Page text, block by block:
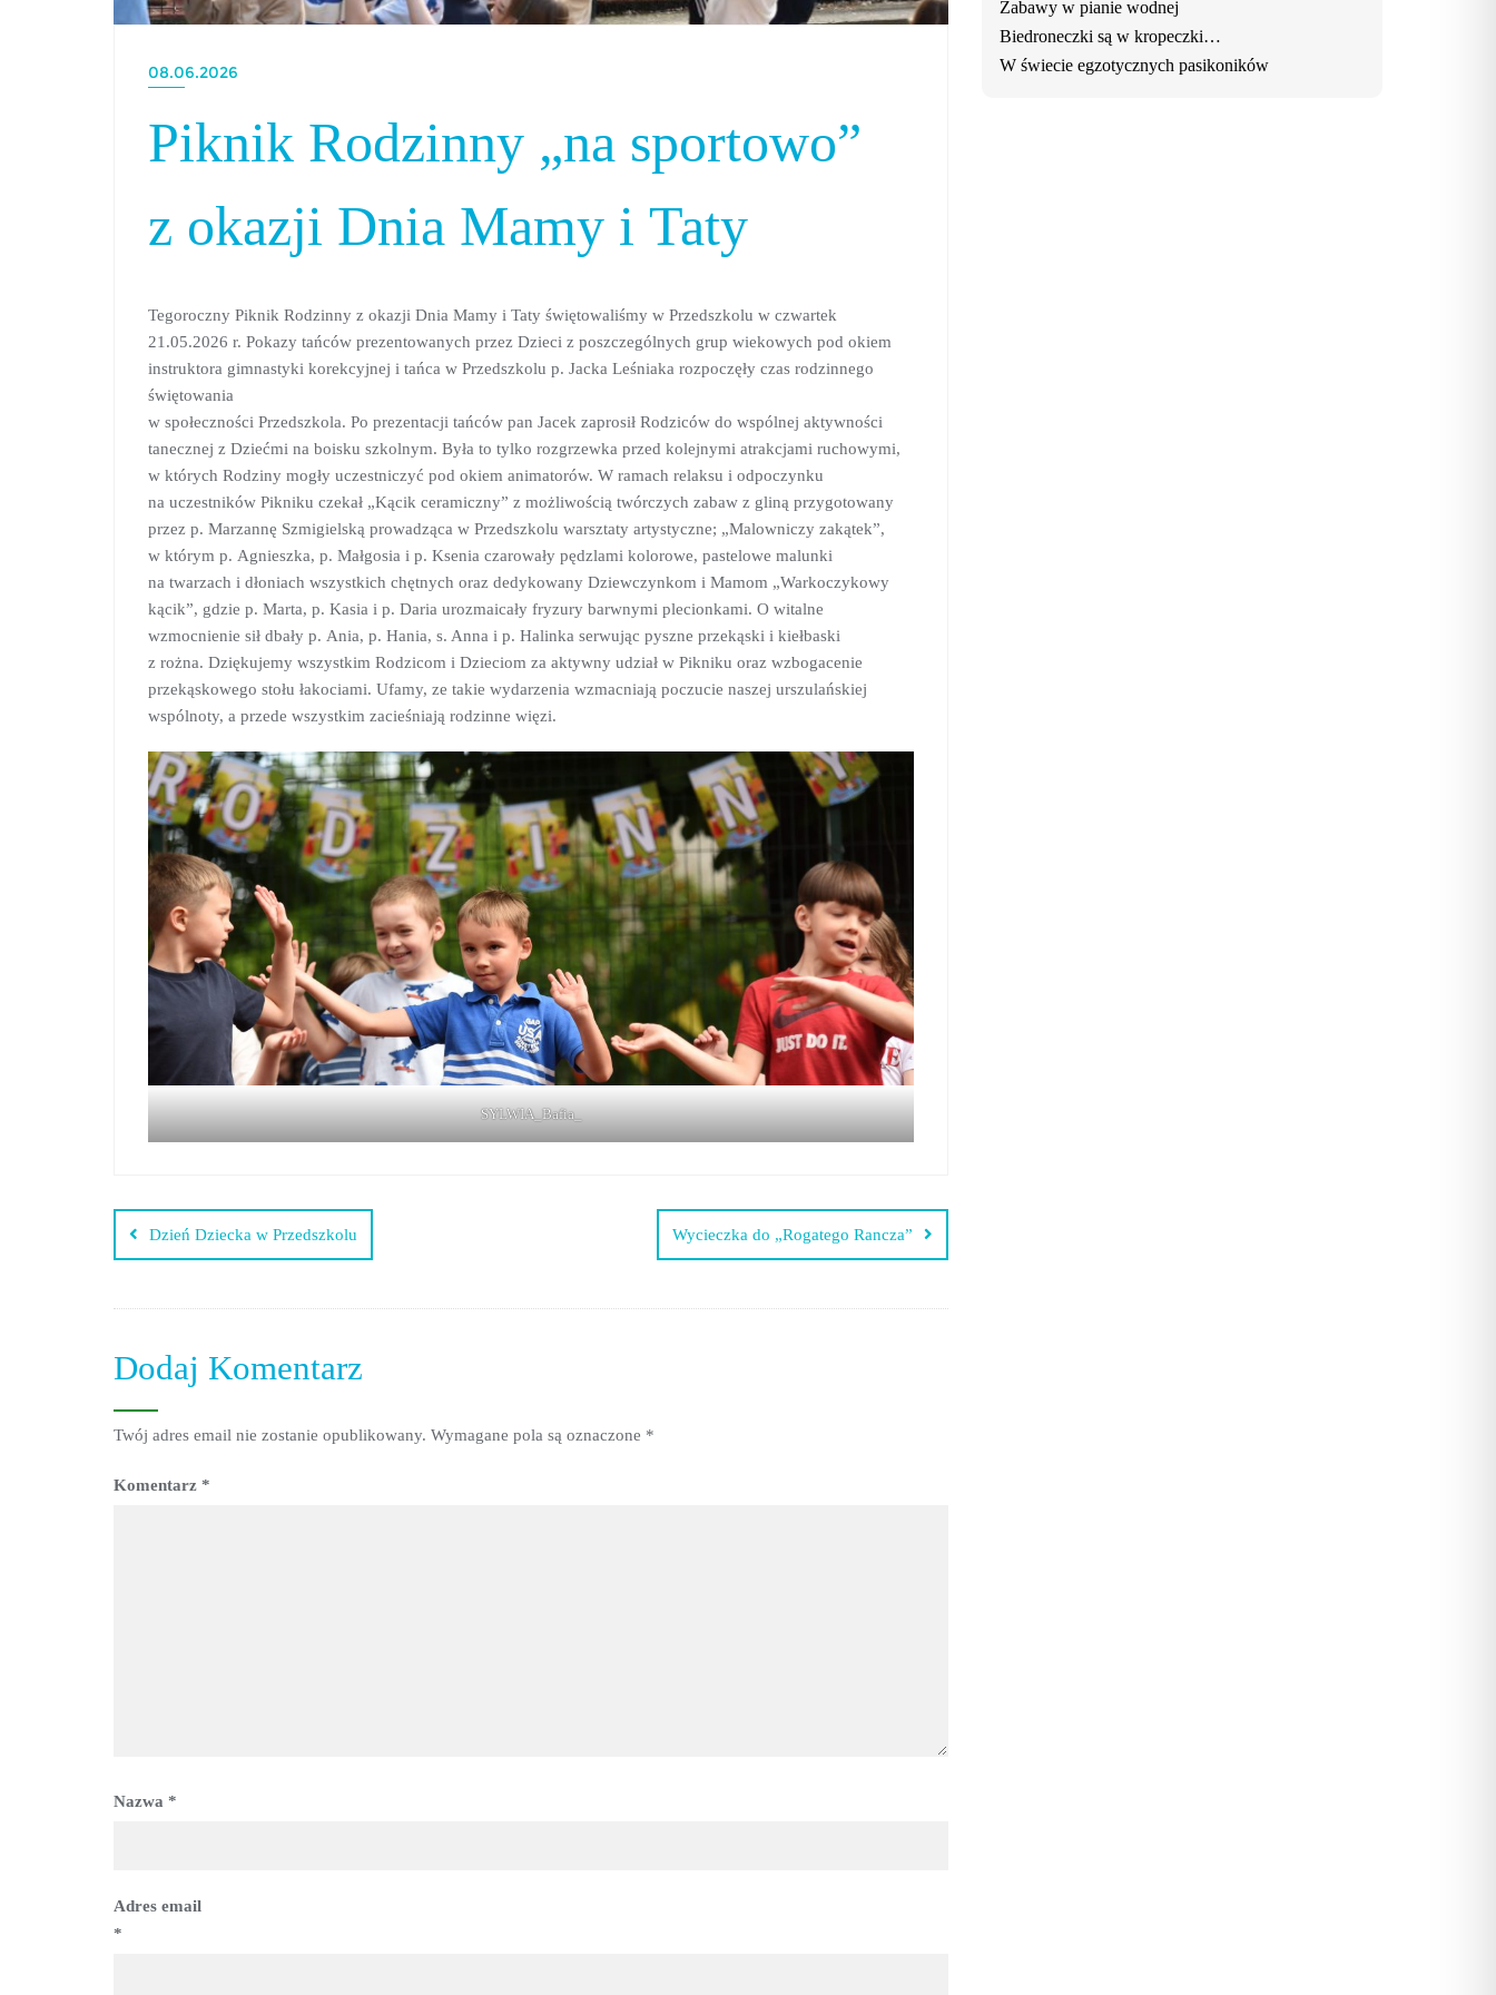
08.06.2026
Piknik Rodzinny „na sportowo”
z okazji Dnia Mamy i Taty
Tegoroczny Piknik Rodzinny z okazji Dnia Mamy i Taty świętowaliśmy w Przedszkolu w czwartek
21.05.2026 r. Pokazy tańców prezentowanych przez Dzieci z poszczególnych grup wiekowych pod okiem
instruktora gimnastyki korekcyjnej i tańca w Przedszkolu p. Jacka Leśniaka rozpoczęły czas rodzinnego
świętowania
w społeczności Przedszkola. Po prezentacji tańców pan Jacek zaprosił Rodziców do wspólnej aktywności
tanecznej z Dziećmi na boisku szkolnym. Była to tylko rozgrzewka przed kolejnymi atrakcjami ruchowymi,
w których Rodziny mogły uczestniczyć pod okiem animatorów. W ramach relaksu i odpoczynku
na uczestników Pikniku czekał „Kącik ceramiczny” z możliwością twórczych zabaw z gliną przygotowany
przez p. Marzannę Szmigielską prowadząca w Przedszkolu warsztaty artystyczne; „Malowniczy zakątek”,
w którym p. Agnieszka, p. Małgosia i p. Ksenia czarowały pędzlami kolorowe, pastelowe malunki
na twarzach i dłoniach wszystkich chętnych oraz dedykowany Dziewczynkom i Mamom „Warkoczykowy
kącik”, gdzie p. Marta, p. Kasia i p. Daria urozmaicały fryzury barwnymi plecionkami. O witalne
wzmocnienie sił dbały p. Ania, p. Hania, s. Anna i p. Halinka serwując pyszne przekąski i kiełbaski
z rożna. Dziękujemy wszystkim Rodzicom i Dzieciom za aktywny udział w Pikniku oraz wzbogacenie
przekąskowego stołu łakociami. Ufamy, ze takie wydarzenia wzmacniają poczucie naszej urszulańskiej
wspólnoty, a przede wszystkim zacieśniają rodzinne więzi.
SYLWIA_Bafia_
Nawigacja
wpisu
Dzień Dziecka w Przedszkolu Wycieczka do „Rogatego Rancza”
Dodaj Komentarz
Twój adres email nie zostanie opublikowany. Wymagane pola są oznaczone *
Komentarz *
Nazwa *
Adres email
*
Zabawy w pianie wodnej
Biedroneczki są w kropeczki…
W świecie egzotycznych pasikoników